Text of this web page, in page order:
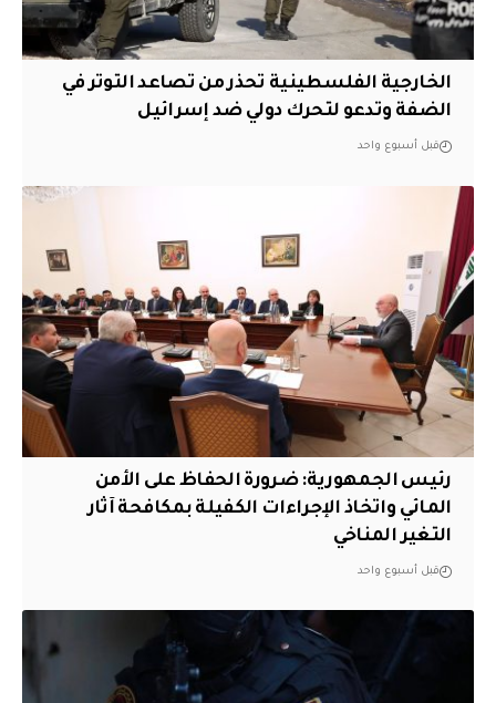
الخارجية الفلسطينية تحذر من تصاعد التوتر في
الضفة وتدعو لتحرك دولي ضد إسرائيل
قبل أسبوع واحد
رئيس الجمهورية: ضرورة الحفاظ على الأمن
المائي واتخاذ الإجراءات الكفيلة بمكافحة آثار
التغير المناخي
قبل أسبوع واحد